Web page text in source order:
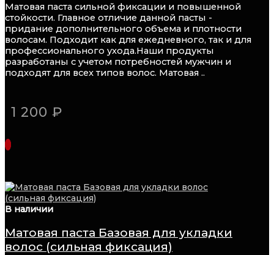
Матовая паста сильной фиксации и повышенной
стойкости. Главное отличие данной пасты -
придание дополнительного объема и плотности
волосам. Подходит как для ежедневного, так и для
профессионального ухода.Наши продукты
разработаны с учетом потребностей мужчин и
подходят для всех типов волос. Матовая ..
1 200 ₽
В наличии
Матовая паста Базовая для укладки
волос (сильная фиксация)